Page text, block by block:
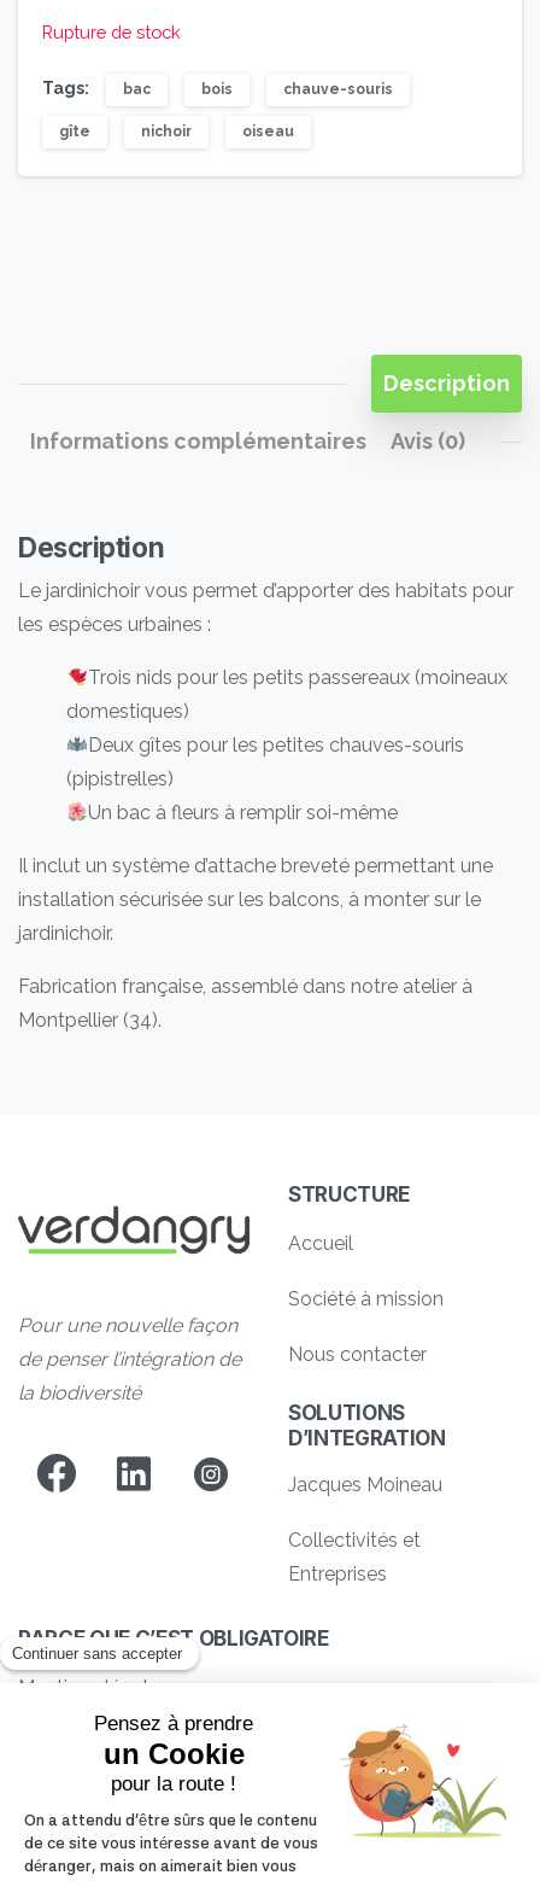
Rupture de stock
Tags: bac bois chauve-souris
gîte nichoir oiseau
Description
Informations complémentaires Avis (0)
Description
Le jardinichoir vous permet d’apporter des habitats pour
les espèces urbaines :
Trois nids pour les petits passereaux (moineaux
domestiques)
Deux gîtes pour les petites chauves-souris
(pipistrelles)
Un bac à fleurs à remplir soi-même
Il inclut un système d’attache breveté permettant une
installation sécurisée sur les balcons, à monter sur le
jardinichoir.
Fabrication française, assemblé dans notre atelier à
Montpellier (34).
Pour une nouvelle façon
de penser l’intégration de
la biodiversité
STRUCTURE
Accueil
Société à mission
Nous contacter
SOLUTIONS
D’INTEGRATION
Jacques Moineau
Collectivités et
Entreprises
PARCE QUE C’EST OBLIGATOIRE
Mentions légales
Charte Verdangry
Politique de confidentialité
Conditions générales